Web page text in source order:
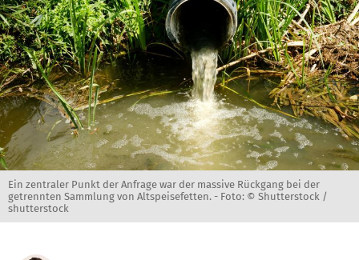
Ein zentraler Punkt der Anfrage war der massive Rückgang bei der
getrennten Sammlung von Altspeisefetten. - Foto: © Shutterstock /
shutterstock